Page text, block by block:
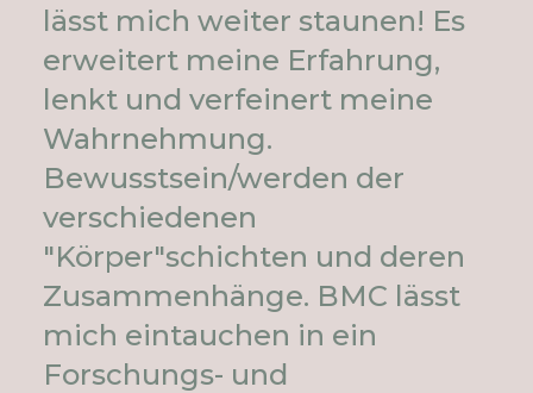
lässt mich weiter staunen! Es
erweitert meine Erfahrung,
lenkt und verfeinert meine
Wahrnehmung.
Bewusstsein/werden der
verschiedenen
"Körper"schichten und deren
Zusammenhänge. BMC lässt
mich eintauchen in ein
Forschungs- und